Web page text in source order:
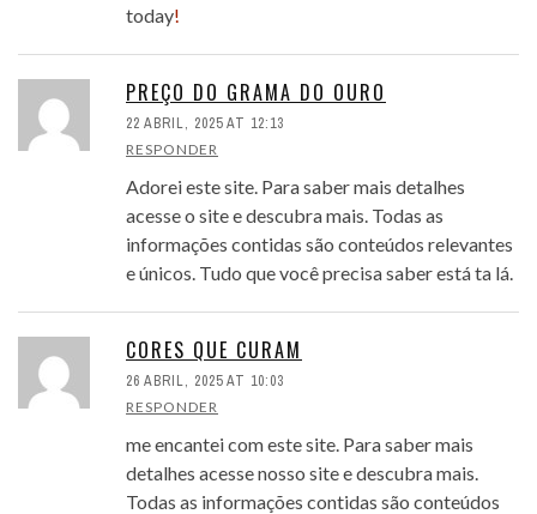
today!
PREÇO DO GRAMA DO OURO
22 ABRIL, 2025 AT 12:13
RESPONDER
Adorei este site. Para saber mais detalhes
acesse o site e descubra mais. Todas as
informações contidas são conteúdos relevantes
e únicos. Tudo que você precisa saber está ta lá.
CORES QUE CURAM
26 ABRIL, 2025 AT 10:03
RESPONDER
me encantei com este site. Para saber mais
detalhes acesse nosso site e descubra mais.
Todas as informações contidas são conteúdos